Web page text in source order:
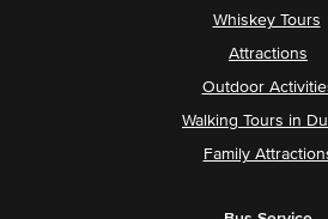
Whiskey Tours
Attractions
Outdoor
Walking Tours in
Family